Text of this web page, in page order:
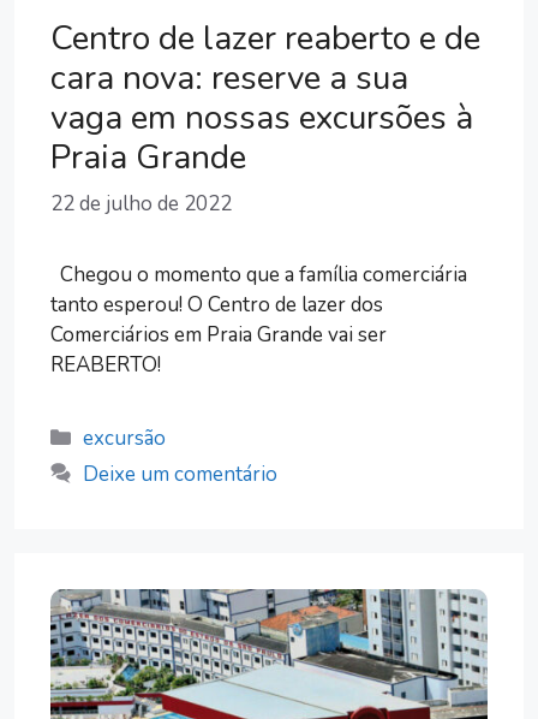
Centro de lazer reaberto e de
cara nova: reserve a sua
vaga em nossas excursões à
Praia Grande
22 de julho de 2022
Chegou o momento que a família comerciária
tanto esperou! O Centro de lazer dos
Comerciários em Praia Grande vai ser
REABERTO!
Categorias
excursão
Deixe um comentário